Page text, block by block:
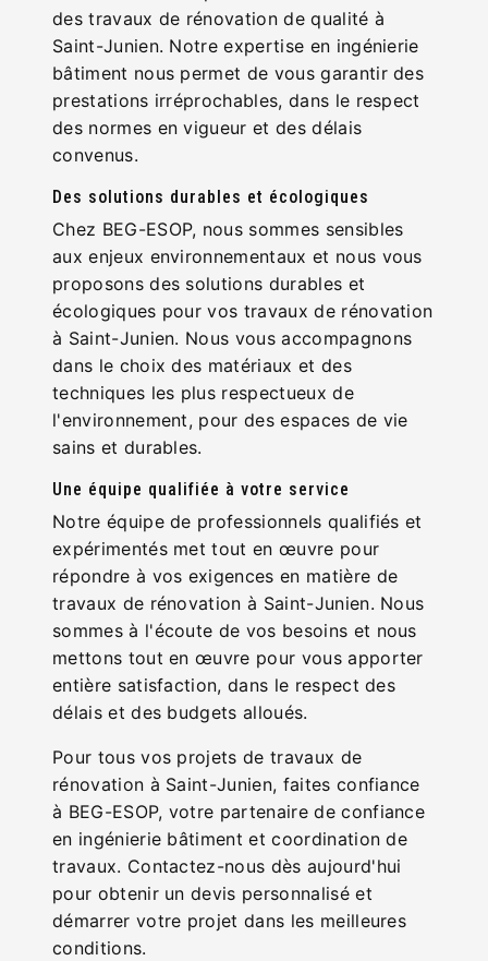
des travaux de rénovation de qualité à
Saint-Junien. Notre expertise en ingénierie
bâtiment nous permet de vous garantir des
prestations irréprochables, dans le respect
des normes en vigueur et des délais
convenus.
Des solutions durables et écologiques
Chez BEG-ESOP, nous sommes sensibles
aux enjeux environnementaux et nous vous
proposons des solutions durables et
écologiques pour vos travaux de rénovation
à Saint-Junien. Nous vous accompagnons
dans le choix des matériaux et des
techniques les plus respectueux de
l'environnement, pour des espaces de vie
sains et durables.
Une équipe qualifiée à votre service
Notre équipe de professionnels qualifiés et
expérimentés met tout en œuvre pour
répondre à vos exigences en matière de
travaux de rénovation à Saint-Junien. Nous
sommes à l'écoute de vos besoins et nous
mettons tout en œuvre pour vous apporter
entière satisfaction, dans le respect des
délais et des budgets alloués.
Pour tous vos projets de travaux de
rénovation à Saint-Junien, faites confiance
à BEG-ESOP, votre partenaire de confiance
en ingénierie bâtiment et coordination de
travaux. Contactez-nous dès aujourd'hui
pour obtenir un devis personnalisé et
démarrer votre projet dans les meilleures
conditions.